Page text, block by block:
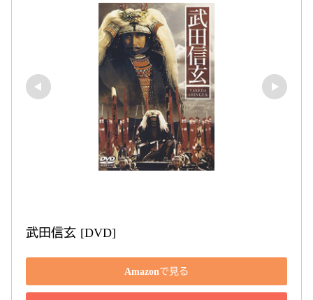
武田信玄 [DVD]
Amazonで見る